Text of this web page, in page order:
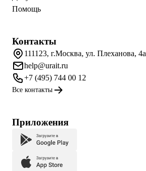
Помощь
Контакты
111123, г.Москва, ул. Плеханова, 4а
help@urait.ru
+7 (495) 744 00 12
Все контакты
Приложения